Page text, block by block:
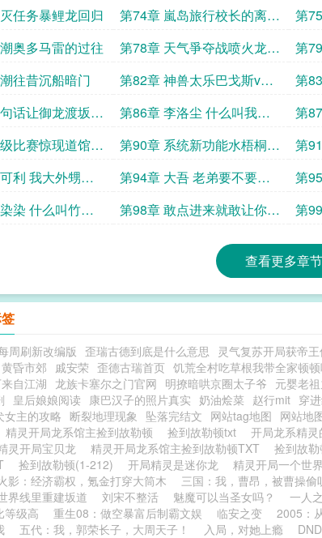
问我
尘爆点装备
拉
任务暴鲤龙回归
第74章 嵐岛旅行校长的离別
馈赠
第
岛
奥多马雷的过往
第78章 天气爭夺战喷火龙超
进化
第
经
往昔沉船暗门
第82章 神兽太乐巴戈斯v波
盪水
第
话让御龙渡坂木
第86章 李洛尘 什么叫我在
丰缘能横著走了
第
你
个
比赛惊现道馆级
第90章 系统新功能水梧桐与
赤焰松的计划
第
煌
利 我大外甥是
好兄弟
第94章 大吾 老弟要不要当
得文的总经理
第
的
染 什么叫竹兰
第98章 敢点进来就敢让你喊
第
查看更多章
周刷新改编版 歪瑞古德到底是什么意思 灵气复苏开局获帝
黄昏市郊 戚安荣 歪德古瑞首页 饥荒全村吃草根我带全家顿
自江湖 龙族卡塞尔之门官网 明撩暗哄京圈太子爷 元婴老
皇后娘娘阅读 康巴汉子的照片真实 奶油烩菜 赵行mit 穿
女主的攻略 断裂地理现象 坠落完结文 网站tag地图 网站地
精灵开局龙系馆主捡到故勒顿 捡到故勒顿txt 开局龙系精灵
灵开局宝贝龙 精灵开局龙系馆主捡到故勒顿TXT 捡到故勒
捡到故勒顿(1-212) 开局精灵是迷你龙 精灵开局一个世界
影：经济霸权，氪金打穿大筒木 三国：我，曹昂，被曹操偷
界线里重建坂道 刘宋不整活 魅魔可以当圣女吗？ 一人
等级高
重生08：做空暴富后制霸文娱 临安之变 2005：
五代：我，郭荣长子，大周天子！ 入局，对她上瘾